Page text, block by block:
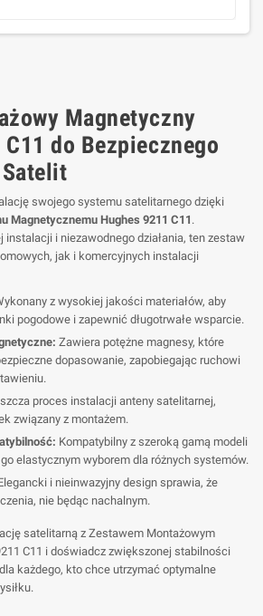
Magnetyczny
do Bezpiecznego
swojego systemu satelitarnego dzięki
Magnetycznemu Hughes 9211 C11 .
instalacji i niezawodnego działania, ten zestaw
jak i komercyjnych instalacji
z wysokiej jakości materiałów, aby
pogodowe i zapewnić długotrwałe wsparcie.
Zawiera potężne magnesy, które
dopasowanie, zapobiegając ruchowi
proces instalacji anteny satelitarnej,
związany z montażem.
Kompatybilny z szeroką gamą modeli
elastycznym wyborem dla różnych systemów.
i nieinwazyjny design sprawia, że
nie będąc nachalnym.
satelitarną z Zestawem Montażowym
C11 i doświadcz zwiększonej stabilności
każdego, kto chce utrzymać optymalne